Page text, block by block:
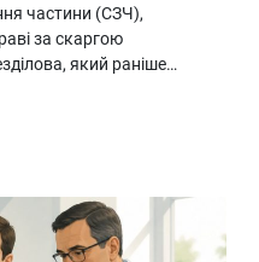
частини (СЗЧ),
за скаргою
який раніше…